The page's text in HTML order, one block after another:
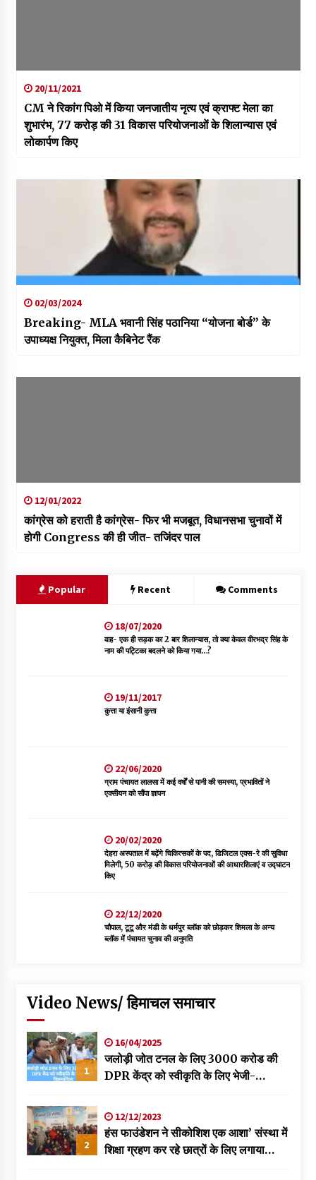
20/11/2021
CM ने रिकांग पिओ में किया जनजातीय नृत्य एवं क्राफ्ट मेला का
शुभारंभ, 77 करोड़ की 31 विकास परियोजनाओं के शिलान्यास एवं
लोकार्पण किए
02/03/2024
Breaking- MLA भवानी सिंह पठानिया “योजना बोर्ड” के
उपाध्यक्ष नियुक्त, मिला कैबिनेट रैंक
12/01/2022
कांग्रेस को हराती है कांग्रेस- फिर भी मजबूत, विधानसभा चुनावों में
होगी Congress की ही जीत- तजिंदर पाल
Popular Recent Comments
18/07/2020
वाह- एक ही सड़क का 2 बार शिलान्यास, तो क्या केवल वीरभद्र सिंह के
नाम की पट्टिका बदलने को किया गया…?
19/11/2017
कुत्ता या इंसानी कुत्ता
22/06/2020
ग्राम पंचायत लालसा में कई वर्षों से पानी की समस्या, प्रभावितों ने
एक्सीयन को सौंपा ज्ञापन
20/02/2020
देहरा अस्पताल में बढ़ेंगे चिकित्सकों के पद, डिजिटल एक्स-रे की सुविधा
मिलेगी, 50 करोड़ की विकास परियोजनाओं की आधारशिलाएं व उद्घाटन
किए
22/12/2020
चौपाल, टूटू और मंडी के धर्मपुर ब्लॉक को छोड़कर शिमला के अन्य
ब्लॉक में पंचायत चुनाव की अनुमति
Video News/ हिमाचल समाचार
1
16/04/2025
जलोड़ी जोत टनल के लिए 3000 करोड की
DPR केंद्र को स्वीकृति के लिए भेजी-
2
12/12/2023
हंस फाउंडेशन ने सीकोशिश एक आशा’ संस्था में
शिक्षा ग्रहण कर रहे छात्रों के लिए लगाया